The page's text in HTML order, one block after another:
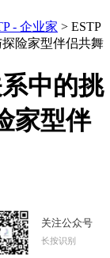
- 企业家 > ESTP
险家型伴侣共舞
中的挑
家型伴
关注公众号
长按识别